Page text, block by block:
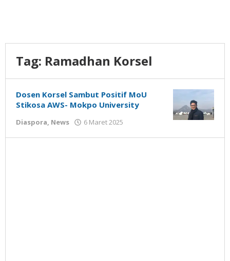
Tag: Ramadhan Korsel
Dosen Korsel Sambut Positif MoU
Stikosa AWS- Mokpo University
Diaspora, News 6 Maret 2025
Susanto